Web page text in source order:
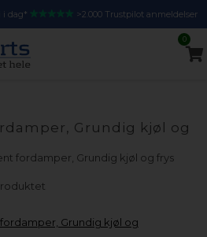
i dag* >2.000 Trustpilot anmeldelser
0
Grundig kjøl og
fordamper, Grundig kjøl og frys